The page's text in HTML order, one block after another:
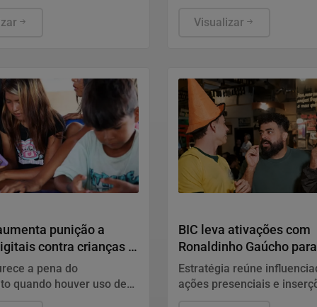
de ser apenas divulgação
garantem a legitimidade
governos, empresas e
Diante de campanhas de
desinformação, gerir a
exige estratégia,
inteligência para enfrentar
complexas.
Visualizar
punição a
contra crianças é
a pena do
quando houver uso de
BIC leva ativações com
Ronaldinho Gaúcho
mídia
Estratégia reúne
ações presenciais e